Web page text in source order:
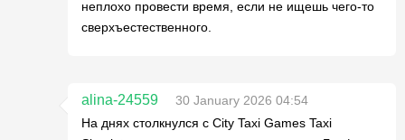
неплохо провести время, если не ищешь чего-то
сверхъестественного.
alina-24559
30 January 2026 04:54
На днях столкнулся с City Taxi Games Taxi